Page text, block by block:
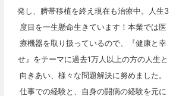
発し、臍帯移植を終え現在も治療中。人生3
度目を一生懸命生きています！本業では医
療機器を取り扱っているので、『健康と幸
せ』をテーマに過去1万人以上の方の人生と
向きあい、様々な問題解決に努めました。
仕事での経験と、自身の闘病の経験を元に